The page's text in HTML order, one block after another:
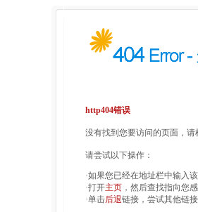
http404错误
没有找到您要访问的页面，
请尝试以下操作：
·如果您已经在地址栏中输入
·打开主页 ，然后查找指向您
·单击后退链接，尝试其他链